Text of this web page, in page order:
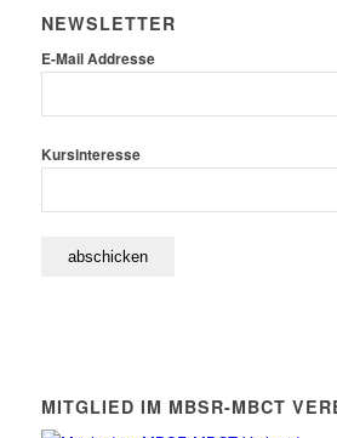
NEWSLETTER
E-Mail Addresse
Kursinteresse
MITGLIED IM MBSR-MBCT